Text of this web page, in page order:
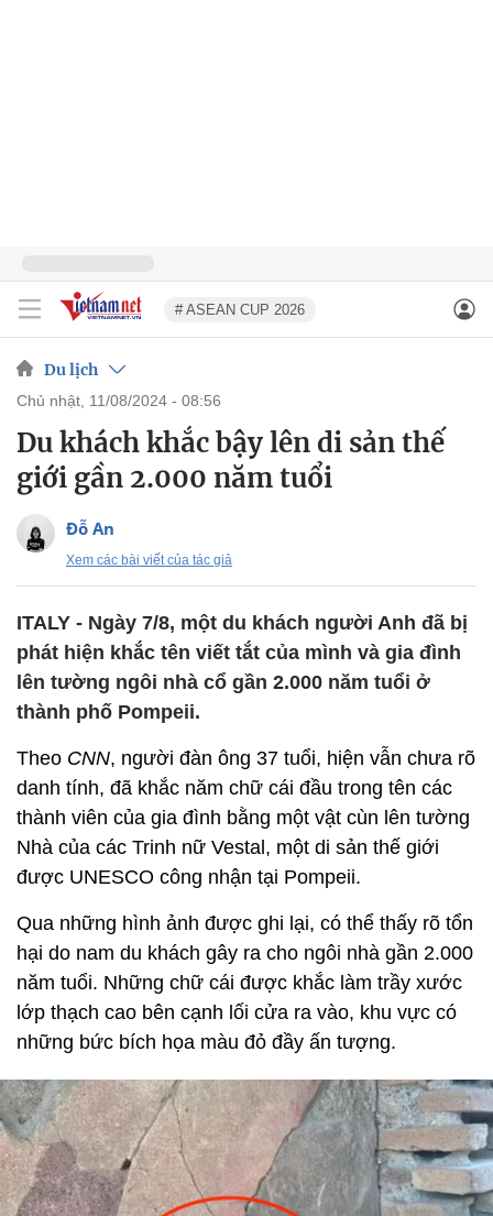
# ASEAN CUP 2026
Du lịch
chủ nhật, 11/08/2024 - 08:56
Du khách khắc bậy lên di sản thế
giới gần 2.000 năm tuổi
Đỗ An
Xem các bài viết của tác giả
ITALY - Ngày 7/8, một du khách người Anh đã bị
phát hiện khắc tên viết tắt của mình và gia đình
lên tường ngôi nhà cổ gần 2.000 năm tuổi ở
thành phố Pompeii.
Theo CNN, người đàn ông 37 tuổi, hiện vẫn chưa rõ
danh tính, đã khắc năm chữ cái đầu trong tên các
thành viên của gia đình bằng một vật cùn lên tường
Nhà của các Trinh nữ Vestal, một di sản thế giới
được UNESCO công nhận tại Pompeii.
Qua những hình ảnh được ghi lại, có thể thấy rõ tổn
hại do nam du khách gây ra cho ngôi nhà gần 2.000
năm tuổi. Những chữ cái được khắc làm trầy xước
lớp thạch cao bên cạnh lối cửa ra vào, khu vực có
những bức bích họa màu đỏ đầy ấn tượng.